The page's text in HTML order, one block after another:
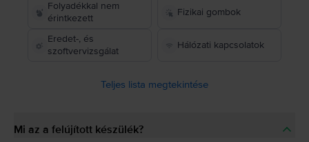
Folyadékkal nem
érintkezett
Fizikai gombok
Eredet-, és
szoftvervizsgálat
Hálózati kapcsolatok
Teljes lista megtekintése
Mi az a felújított készülék?